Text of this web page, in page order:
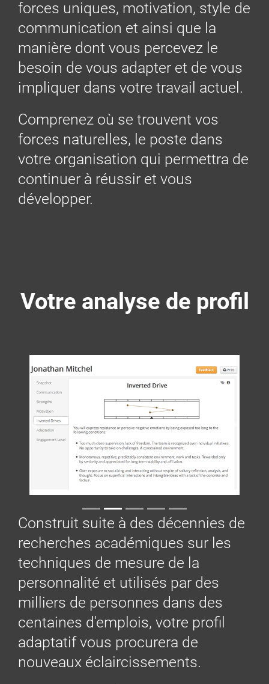
forces uniques, motivation, style de
communication et ainsi que la
manière dont vous percevez le
besoin de vous adapter et de vous
impliquer dans votre travail actuel.
Comprenez où se trouvent vos
forces naturelles, le poste dans
votre organisation qui permettra de
continuer à réussir et vous
développer.
Votre analyse de profil
Construit suite à des décennies de
recherches académiques sur les
techniques de mesure de la
personnalité et utilisés par des
milliers de personnes dans des
centaines d'emplois, votre profil
adaptatif vous procurera de
nouveaux éclaircissements.
Précédent